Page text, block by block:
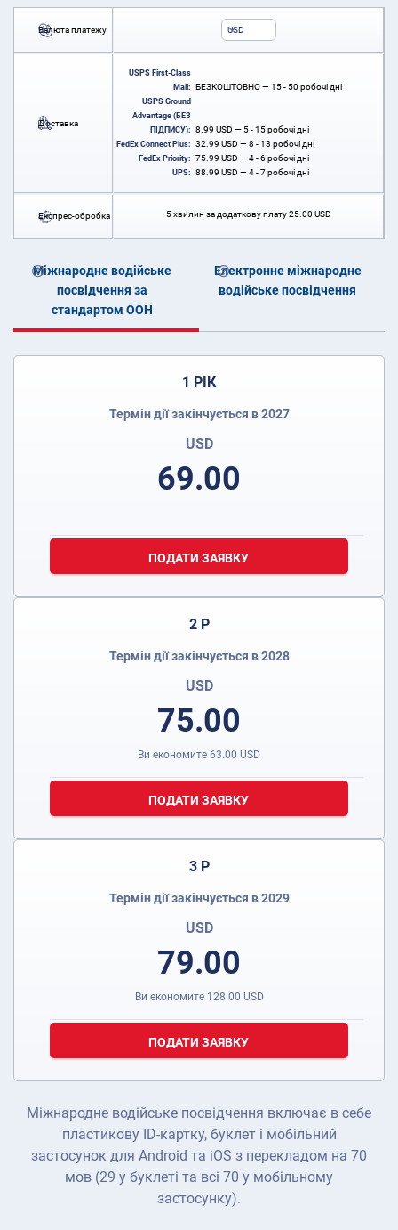
Валюта платежу USD
Доставка
USPS First-Class
Mail:
БЕЗКОШТОВНО — 15 - 50 робочі дні
USPS Ground
Advantage (БЕЗ
ПІДПИСУ): 8.99 USD — 5 - 15 робочі дні
FedEx Connect Plus: 32.99 USD — 8 - 13 робочі дні
FedEx Priority: 75.99 USD — 4 - 6 робочі дні
UPS: 88.99 USD — 4 - 7 робочі дні
Експрес-обробка 5 хвилин за додаткову плату25.00 USD
Міжнародне водійське
посвідчення за
стандартом ООН
Електронне міжнародне
водійське посвідчення
1 РІК
Термін дії закінчується в 2027
USD
69.00
ПОДАТИ ЗАЯВКУ
2 Р
Термін дії закінчується в 2028
USD
75.00
Ви економите 63.00 USD
ПОДАТИ ЗАЯВКУ
3 Р
Термін дії закінчується в 2029
USD
79.00
Ви економите 128.00 USD
ПОДАТИ ЗАЯВКУ
Міжнародне водійське посвідчення включає в себе
пластикову ID-картку, буклет і мобільний
застосунок для Android та iOS з перекладом на 70
мов (29 у буклеті та всі 70 у мобільному
застосунку).